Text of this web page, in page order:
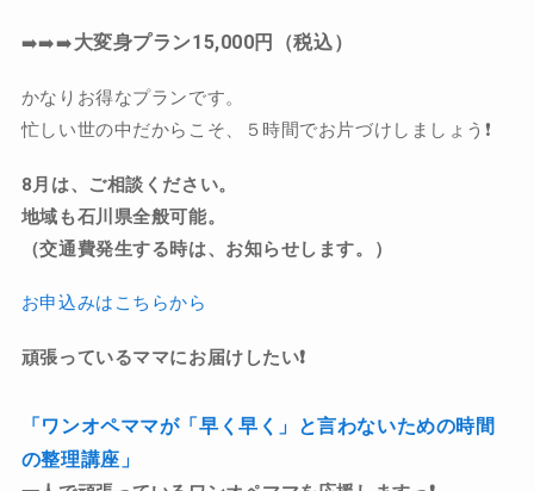
➡️➡️➡️大変身プラン15,000円（税込）
かなりお得なプランです。
忙しい世の中だからこそ、５時間でお片づけしましょう❗️
8月は、ご相談ください。
地域も石川県全般可能。
（交通費発生する時は、お知らせします。）
お申込みはこちらから
頑張っているママにお届けしたい❗️
「ワンオペママが「早く早く」と言わないための時間
の整理講座」